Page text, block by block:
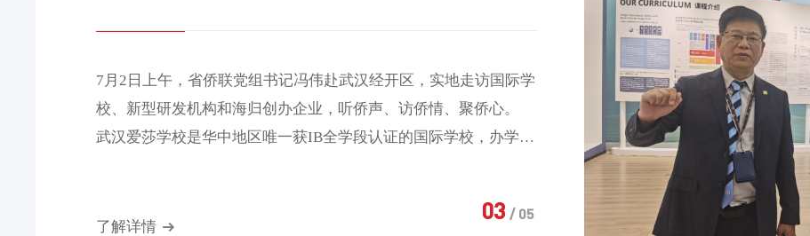
7月2日上午，省侨联党组书记冯伟赴武汉经开区，实地走访国际学
校、新型研发机构和海归创办企业，听侨声、访侨情、聚侨心。
武汉爱莎学校是华中地区唯一获IB全学段认证的国际学校，办学第
询问服务海外侨胞和高层次人才子女的保障措施，勉励学校培育兼
了解详情
3 / 5